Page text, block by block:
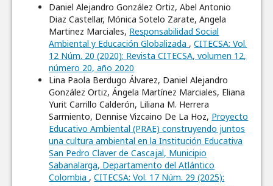
Daniel Alejandro González Ortiz, Abel Antonio
Diaz Castellar, Mónica Sotelo Zarate, Angela
Martinez Marciales, Responsabilidad Social
Ambiental y Educación Globalizada ,CITECSA: Vol.
12 Núm. 20 (2020): Revista CITECSA, volumen 12,
número 20, año 2020
Lina Paola Berdugo Álvarez, Daniel Alejandro
González Ortiz, Ángela Martínez Marciales, Eliana
Yurit Carrillo Calderón, Liliana M. Herrera
Sarmiento, Dennise Vizcaino De La Hoz, Proyecto
Educativo Ambiental (PRAE) construyendo juntos
una cultura ambiental en la Institución Educativa
San Pedro Claver de Cascajal, Municipio
Sabanalarga, Departamento del Atlántico
Colombia ,CITECSA: Vol. 17 Núm. 29 (2025):